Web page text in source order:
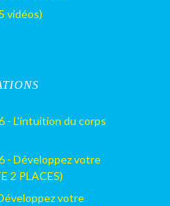
vidéos)
- L'intuition du corps
- Développez votre
2 PLACES)
votre